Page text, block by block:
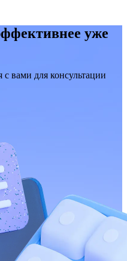
уже
с вами для консультации